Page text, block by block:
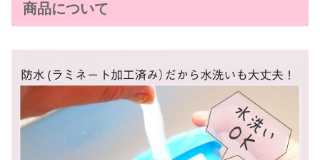
商品について